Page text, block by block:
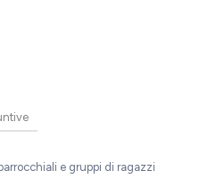
e gruppi di ragazzi